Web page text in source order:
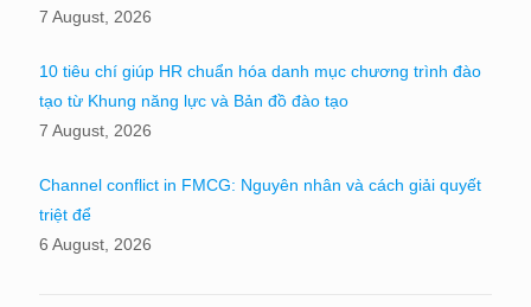
7 August, 2026
10 tiêu chí giúp HR chuẩn hóa danh mục chương trình đào
tạo từ Khung năng lực và Bản đồ đào tạo
7 August, 2026
Channel conflict in FMCG: Nguyên nhân và cách giải quyết
triệt để
6 August, 2026